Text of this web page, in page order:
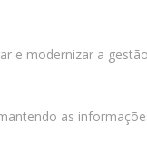
e modernizar a
as